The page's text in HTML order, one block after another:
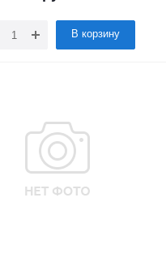
В корзину